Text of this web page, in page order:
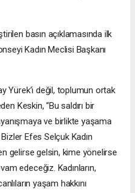
basın açıklamasında ilk
Kadın Meclisi Başkanı
Yürek’i değil, toplumun ortak
Keskin, “Bu saldırı bir
ve birlikte yaşama
Efes Selçuk Kadın
gelirse gelsin, kime yönelirse
edeceğiz. Kadınların,
yaşam hakkını